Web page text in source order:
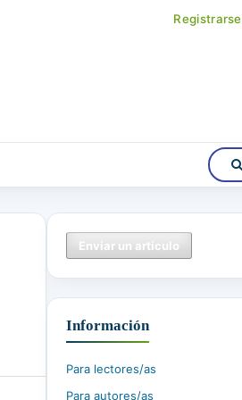
Registrarse
Enviar un artículo
Información
Para lectores/as
Para autores/as